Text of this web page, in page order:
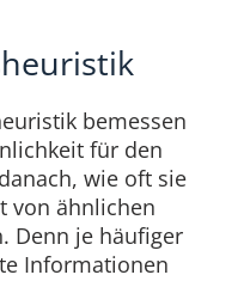
bemessen
für den
wie oft sie
von ähnlichen
Denn je häufiger
Informationen